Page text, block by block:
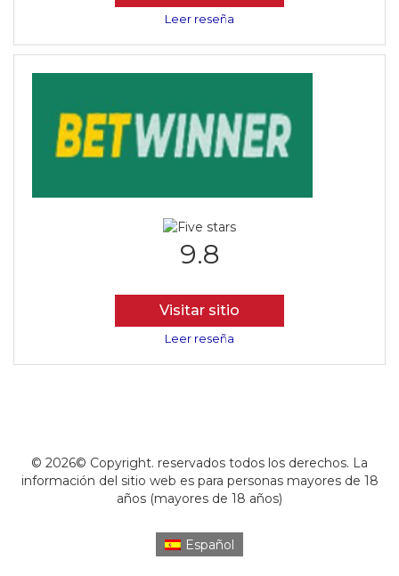
Leer reseña
9.8
Visitar sitio
Leer reseña
© 2026© Copyright. reservados todos los derechos. La
información del sitio web es para personas mayores de 18
años (mayores de 18 años)
Español